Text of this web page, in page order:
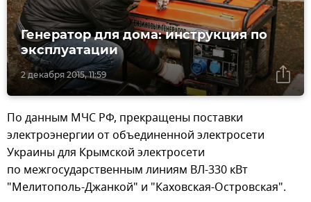
2 декабря 2015, 11:59
Генератор для дома: инструкция по
эксплуатации
По данным МЧС РФ, прекращены поставки
электроэнергии от объединенной электросети
Украины для Крымской электросети
по межгосударственным линиям ВЛ-330 кВт
"Мелитополь-Джанкой" и "Каховская-Островская".